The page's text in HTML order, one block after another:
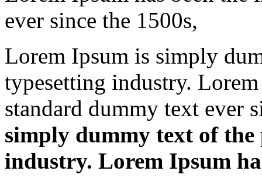
ever since the 1500s,
Lorem Ipsum is simply
typesetting industry.
standard dummy text ever
simply dummy text of
industry. Lorem Ipsum